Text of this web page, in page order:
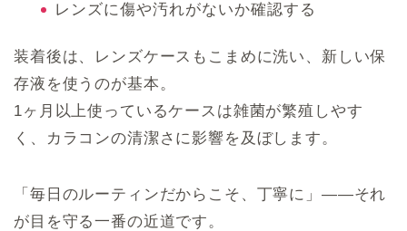
レンズに傷や汚れがないか確認する
装着後は、レンズケースもこまめに洗い、新しい保
存液を使うのが基本。
1ヶ月以上使っているケースは雑菌が繁殖しやす
く、カラコンの清潔さに影響を及ぼします。
「毎日のルーティンだからこそ、丁寧に」――それ
が目を守る一番の近道です。